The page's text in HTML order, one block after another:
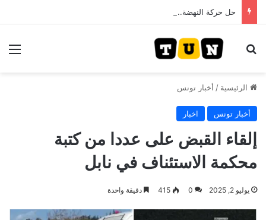
بحث عن
الرئيسية / أخبار تونس
أخبار تونس اخبار
إلقاء القبض على عددا من كتبة
محكمة الاستئناف في نابل
يوليو 2, 2025 0
415 دقيقة واحدة